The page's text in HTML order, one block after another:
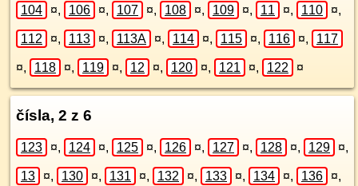
104 ¤, 106 ¤, 107 ¤, 108 ¤, 109 ¤, 11 ¤, 110 ¤,
112 ¤, 113 ¤, 113A ¤, 114 ¤, 115 ¤, 116 ¤, 117
¤, 118 ¤, 119 ¤, 12 ¤, 120 ¤, 121 ¤, 122 ¤
čísla, 2 z 6
123 ¤, 124 ¤, 125 ¤, 126 ¤, 127 ¤, 128 ¤, 129 ¤,
13 ¤, 130 ¤, 131 ¤, 132 ¤, 133 ¤, 134 ¤, 136 ¤,